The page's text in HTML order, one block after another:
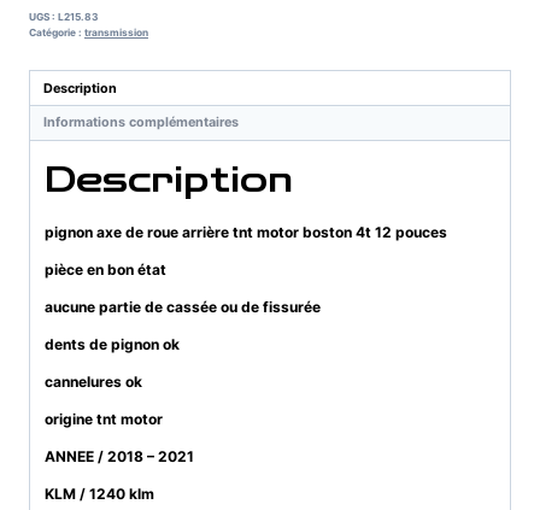
axe
de
arrière
tnt
motor
UGS : L215.83
Catégorie : transmission
Description
Informations complémentaires
Description
pignon axe de roue arrière tnt motor boston 4t 12 pouces
pièce en bon état
aucune partie de cassée ou de fissurée
dents de pignon ok
cannelures ok
origine tnt motor
ANNEE / 2018 – 2021
KLM / 1240 klm